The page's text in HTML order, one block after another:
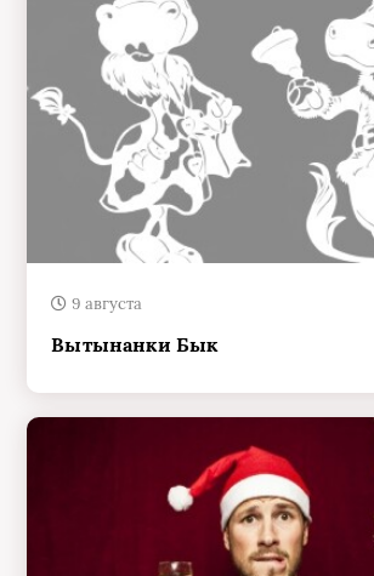
9 августа
Вытынанки Бык